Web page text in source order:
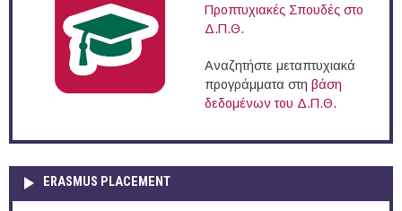
Προπτυχιακές Σπουδές στο
Δ.Π.Θ.
Αναζητήστε μεταπτυχιακά
προγράμματα στη βάση
δεδομένων του Δ.Π.Θ.
ERASMUS PLACEMENT